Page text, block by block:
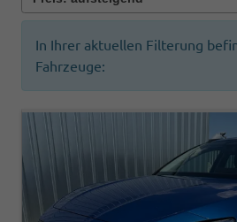
In Ihrer aktuellen Filterung
Fahrzeuge: